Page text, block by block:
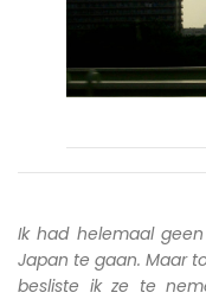
Ik had helemaal
Japan te gaan. Maar
besliste ik ze te